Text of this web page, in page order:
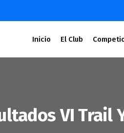
Inicio
El Club
VI Trail